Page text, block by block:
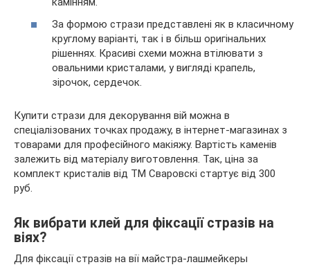
За формою стрази представлені як в класичному
круглому варіанті, так і в більш оригінальних
рішеннях. Красиві схеми можна втілювати з
овальними кристалами, у вигляді крапель,
зірочок, сердечок.
Купити стрази для декорування вій можна в
спеціалізованих точках продажу, в інтернет-магазинах з
товарами для професійного макіяжу. Вартість каменів
залежить від матеріалу виготовлення. Так, ціна за
комплект кристалів від ТМ Сваровскі стартує від 300
руб.
Як вибрати клей для фіксації стразів на
віях?
Для фіксації стразів на вії майстра-лашмейкеры